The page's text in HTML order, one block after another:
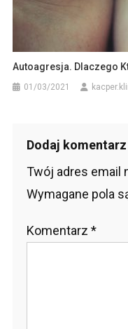
Autoagresja. Dlaczego
01/03/2021
Dodaj komentarz
Twój adres email
Wymagane pola
Komentarz *